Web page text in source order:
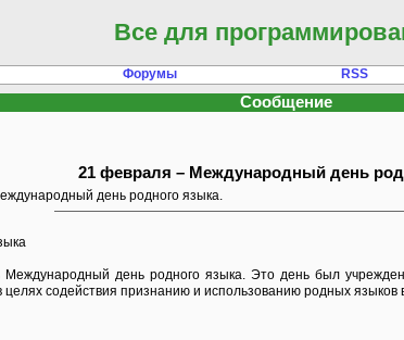
Все для
Форумы RSS
Сообщение
21 февраля – Международный день
день родного языка.
Международный день родного языка. Это день был
содействия признанию и использованию родных